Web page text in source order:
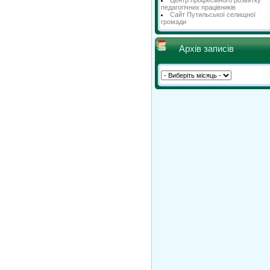
педагогічних працівників
Сайт Путильської селищної
громади
Архів записів